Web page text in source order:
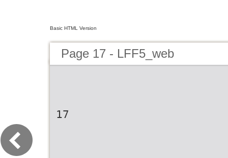
Basic HTML Version
Page 17 - LFF5_web
17